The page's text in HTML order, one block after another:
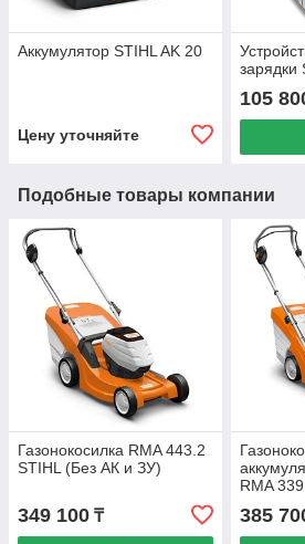
Аккумулятор STIHL AK 20
Цену уточняйте
зарядки
105
Подобные товары компании
Газонокосилка RMA 443.2
STIHL (Без АК и ЗУ)
349 100 ₸
RMA
385